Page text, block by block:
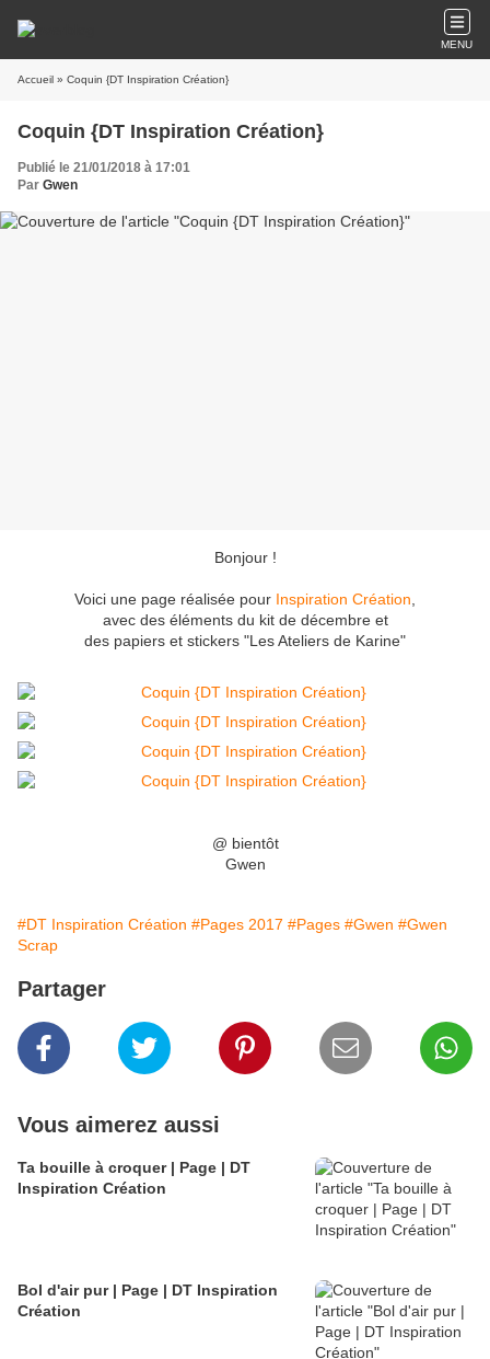
MENU
Accueil » Coquin {DT Inspiration Création}
Coquin {DT Inspiration Création}
Publié le 21/01/2018 à 17:01
Par Gwen
Bonjour !
Voici une page réalisée pour Inspiration Création
avec des éléments du kit de décembre et
des papiers et stickers "Les Ateliers de Karine"
@ bientôt
Gwen
#DT Inspiration Création #Pages 2017 #Pages #Gwen #Gwen
Scrap
Partager
Vous aimerez aussi
Ta bouille à croquer | Page | DT
Inspiration Création
Bol d'air pur | Page | DT Inspiration
Création